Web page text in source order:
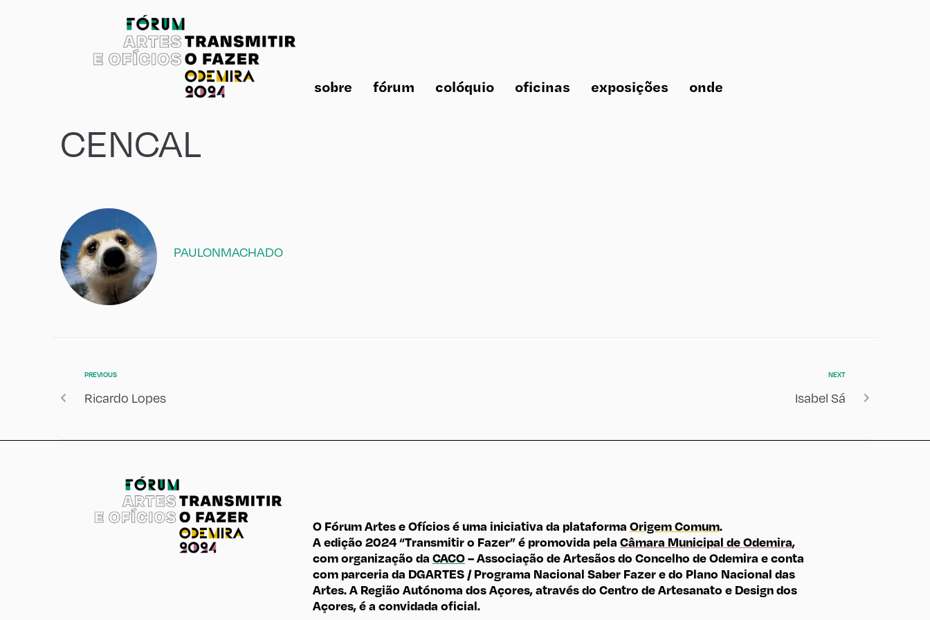
sobre fórum colóquio oficinas exposições onde
CENCAL
PAULONMACHADO
PREVIOUS
Ricardo Lopes
NEXT
Isabel Sá
O Fórum Artes e Ofícios é uma iniciativa da plataforma Origem Comum.
A edição 2024 “Transmitir o Fazer” é promovida pela Câmara Municipal de Odemira,
com organização da CACO– Associação de Artesãos do Concelho de Odemira e conta
com parceria da DGARTES / Programa Nacional Saber Fazer e do Plano Nacional das
Artes. A Região Autónoma dos Açores, através do Centro de Artesanato e Design dos
Açores, é a convidada oficial.